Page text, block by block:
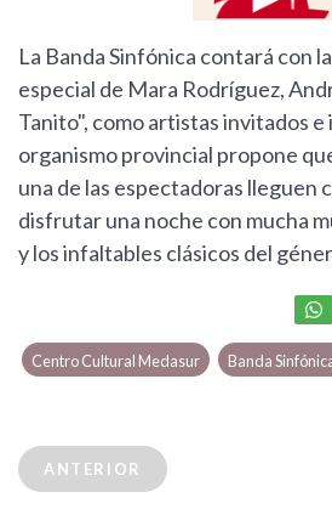
La Banda Sinfónica contará con
especial de Mara Rodríguez,
Tanito", como artistas invitados e
organismo provincial propone
una de las espectadoras lleguen
disfrutar una noche con mucha
y los infaltables clásicos del
Centro Cultural Medasur Banda
ANTERIOR